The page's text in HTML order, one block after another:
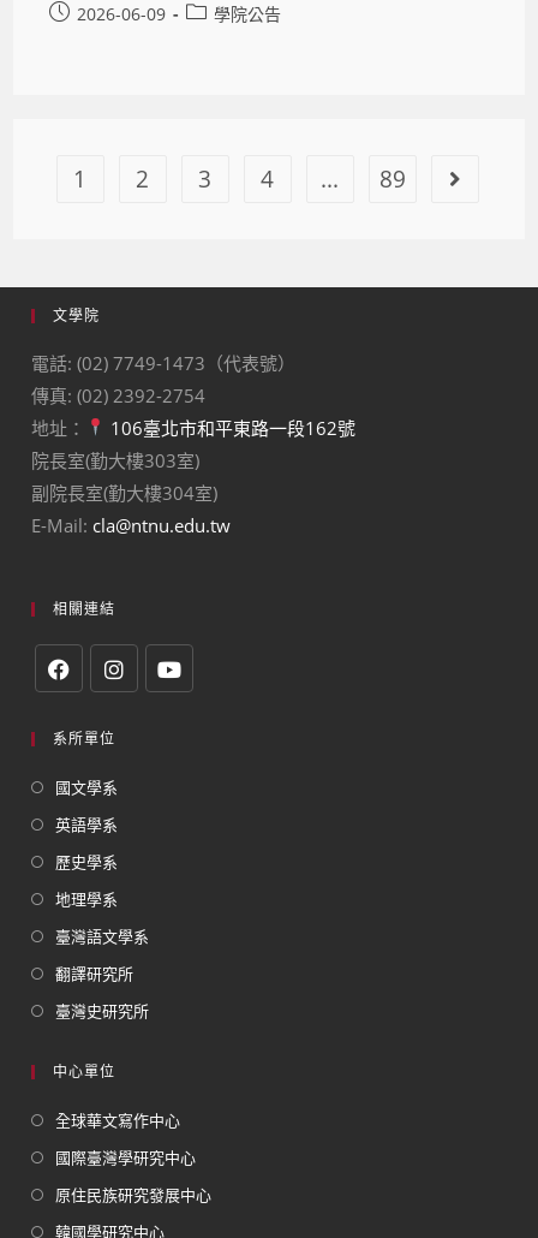
2026-06-09 學院公告
1 2 3 4 ... 89
文學院
電話: (02) 7749-1473（代表號）
傳真: (02) 2392-2754
地址：
106臺北市和平東路一段162號
院長室(勤大樓303室)
副院長室(勤大樓304室)
E-Mail: cla@ntnu.edu.tw
相關連結
系所單位
國文學系
英語學系
歷史學系
地理學系
臺灣語文學系
翻譯研究所
臺灣史研究所
中心單位
全球華文寫作中心
國際臺灣學研究中心
原住民族研究發展中心
韓國學研究中心